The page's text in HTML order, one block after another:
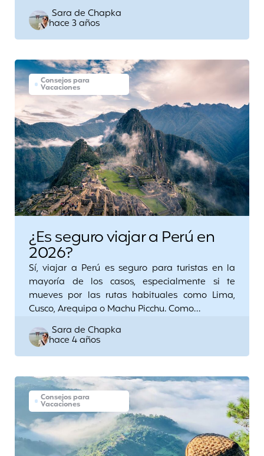
Posted
by
Sara de Chapka
hace 3 años
Consejos para
Vacaciones
¿Es seguro viajar a Perú en
2026?
Sí, viajar a Perú es seguro para turistas en la
mayoría de los casos, especialmente si te
mueves por las rutas habituales como Lima,
Cusco, Arequipa o Machu Picchu. Como…
Posted
by
Sara de Chapka
hace 4 años
Consejos para
Vacaciones